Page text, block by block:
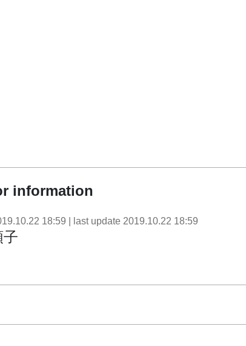
information
18:59 | last update 2019.10.22 18:59
子